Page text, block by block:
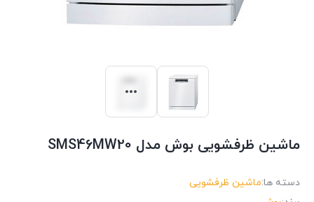
ماشین ظرفشویی بوش مدل SMS46MW20
دسته ها:ماشین ظرفشویی